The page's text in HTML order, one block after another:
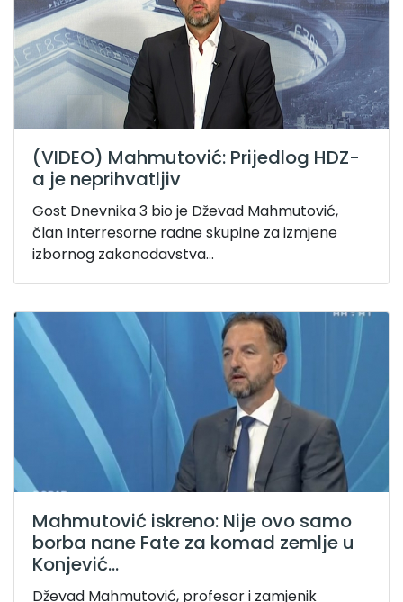
(VIDEO) Mahmutović: Prijedlog HDZ-
a je neprihvatljiv
Gost Dnevnika 3 bio je Dževad Mahmutović,
član Interresorne radne skupine za izmjene
izbornog zakonodavstva...
Mahmutović iskreno: Nije ovo samo
borba nane Fate za komad zemlje u
Konjević...
Dževad Mahmutović, profesor i zamjenik